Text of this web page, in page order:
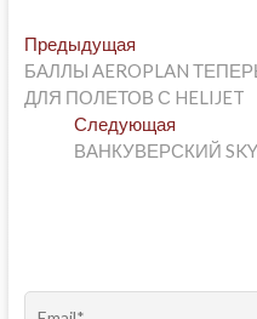
Post
navigation
ПредыдущаяПредыдущая
post:
БАЛЛЫ AEROPLAN
ДЛЯ ПОЛЕТОВ С HELIJET
Следующая
post:
ВАНКУВЕРСКИЙ